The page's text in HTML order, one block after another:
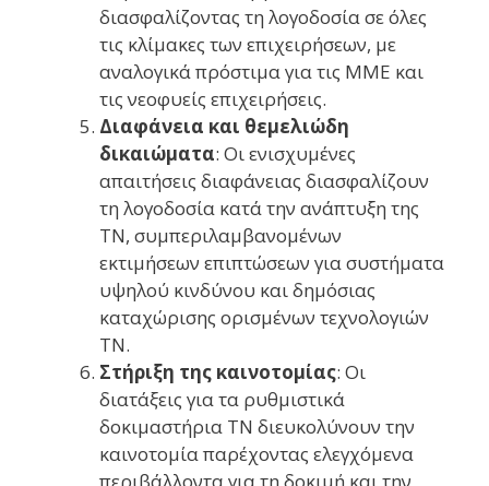
διασφαλίζοντας τη λογοδοσία σε όλες
τις κλίμακες των επιχειρήσεων, με
αναλογικά πρόστιμα για τις ΜΜΕ και
τις νεοφυείς επιχειρήσεις.
Διαφάνεια και θεμελιώδη
δικαιώματα: Οι ενισχυμένες
απαιτήσεις διαφάνειας διασφαλίζουν
τη λογοδοσία κατά την ανάπτυξη της
ΤΝ, συμπεριλαμβανομένων
εκτιμήσεων επιπτώσεων για συστήματα
υψηλού κινδύνου και δημόσιας
καταχώρισης ορισμένων τεχνολογιών
ΤΝ.
Στήριξη της καινοτομίας: Οι
διατάξεις για τα ρυθμιστικά
δοκιμαστήρια ΤΝ διευκολύνουν την
καινοτομία παρέχοντας ελεγχόμενα
περιβάλλοντα για τη δοκιμή και την